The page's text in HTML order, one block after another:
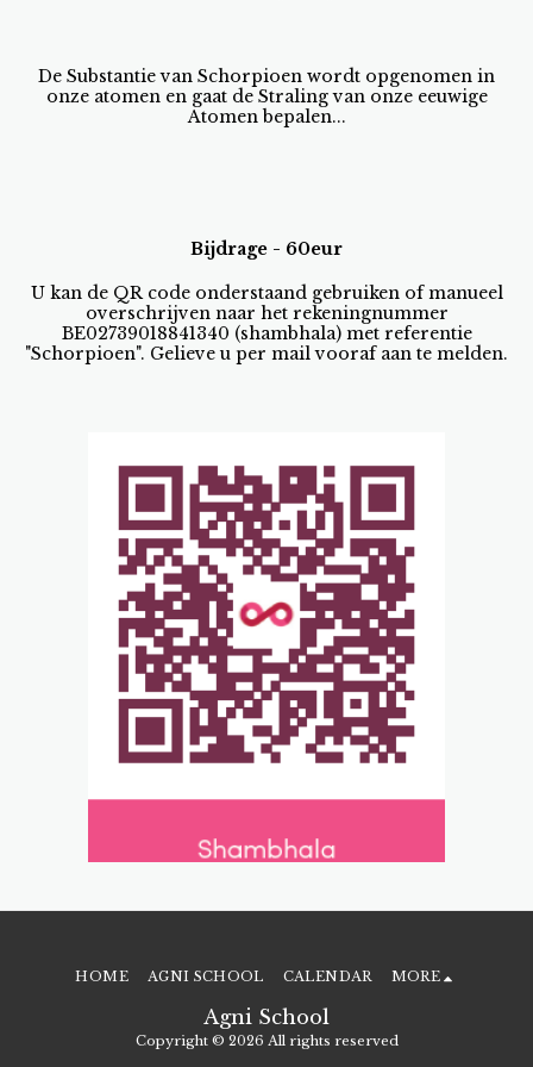
De Substantie van Schorpioen wordt opgenomen in
onze atomen en gaat de Straling van onze eeuwige
Atomen bepalen...
Bijdrage - 60eur
U kan de QR code onderstaand gebruiken of manueel
overschrijven naar het rekeningnummer
BE02739018841340 (shambhala) met referentie
"Schorpioen". Gelieve u per mail vooraf aan te melden.
Agni School
Copyright © 2026 All rights reserved
HOME AGNI SCHOOL CALENDAR MORE